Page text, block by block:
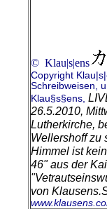
© Klau|s|ens
Copyright
Schreibweisen,
Klau§s§ens,
26.5.2010,
Lutherkirche,
Wellershoff zu
Himmel ist
46" aus der
von Klausens.